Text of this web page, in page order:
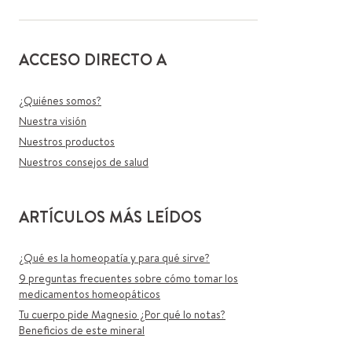
ACCESO DIRECTO A
¿Quiénes somos?
Nuestra visión
Nuestros productos
Nuestros consejos de salud
ARTÍCULOS MÁS LEÍDOS
¿Qué es la homeopatía y para qué sirve?
9 preguntas frecuentes sobre cómo tomar los
medicamentos homeopáticos
Tu cuerpo pide Magnesio ¿Por qué lo notas?
Beneficios de este mineral